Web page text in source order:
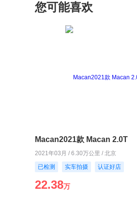
您可能喜欢
Macan2021款 Macan 2.0T
2021年03月 / 6.30万公里 / 北京
已检测
实车拍摄 认证好店
22.38万